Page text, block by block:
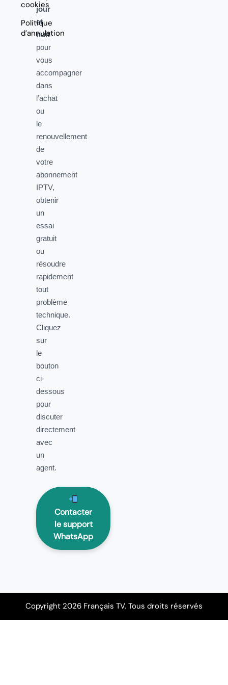
cookies
Politique
d’annulation
jour
et
nuit
pour
vous
accompagner
dans
l’achat
ou
le
renouvellement
de
votre
abonnement
IPTV,
obtenir
un
essai
gratuit
ou
résoudre
rapidement
tout
problème
technique.
Cliquez
sur
le
bouton
ci-
dessous
pour
discuter
directement
avec
un
agent.
Contacter
le support
WhatsApp
Copyright 2026 Français TV. Tous droits réservés